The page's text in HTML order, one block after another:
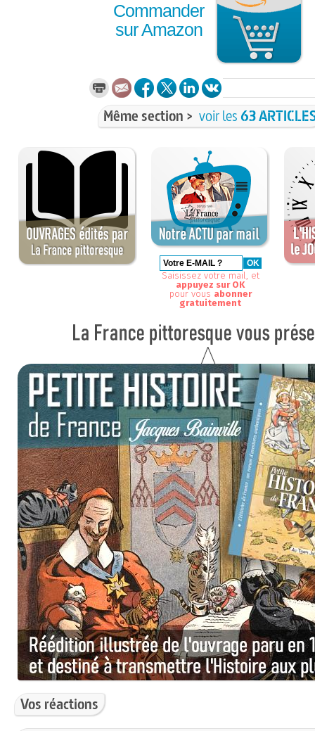
Commander
sur Amazon
Même section > voir les63
Saisissez votre mail, et
appuyez sur OK
pour vous abonner
gratuitement
Vos réactions